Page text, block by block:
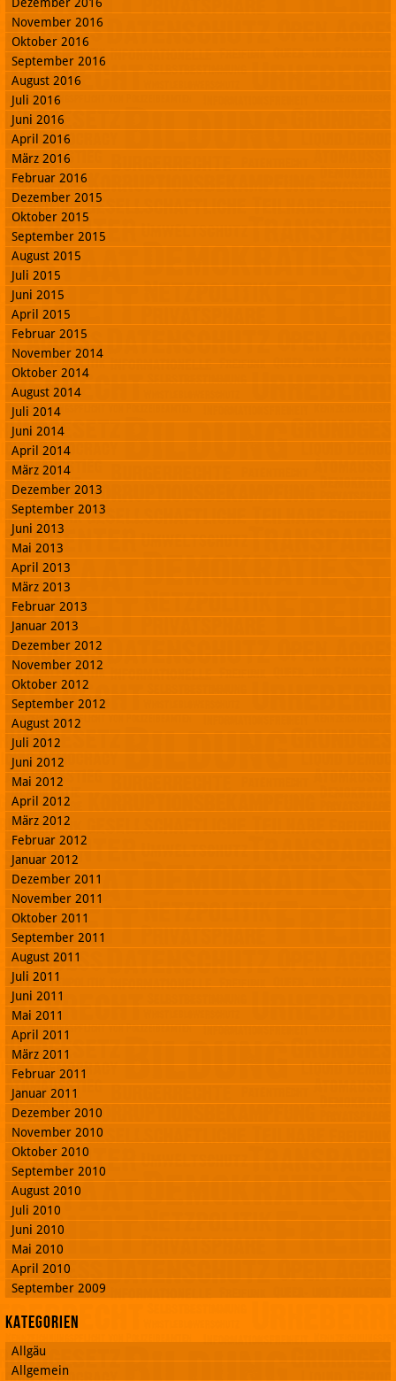
November 2016
Oktober 2016
September 2016
August 2016
Juli 2016
Juni 2016
April 2016
März 2016
Februar 2016
Dezember 2015
Oktober 2015
September 2015
August 2015
Juli 2015
Juni 2015
April 2015
Februar 2015
November 2014
Oktober 2014
August 2014
Juli 2014
Juni 2014
April 2014
März 2014
Dezember 2013
September 2013
Juni 2013
Mai 2013
April 2013
März 2013
Februar 2013
Januar 2013
Dezember 2012
November 2012
Oktober 2012
September 2012
August 2012
Juli 2012
Juni 2012
Mai 2012
April 2012
März 2012
Februar 2012
Januar 2012
Dezember 2011
November 2011
Oktober 2011
September 2011
August 2011
Juli 2011
Juni 2011
Mai 2011
April 2011
März 2011
Februar 2011
Januar 2011
Dezember 2010
November 2010
Oktober 2010
September 2010
August 2010
Juli 2010
Juni 2010
Mai 2010
April 2010
September 2009
Kategorien
Allgäu
Allgemein